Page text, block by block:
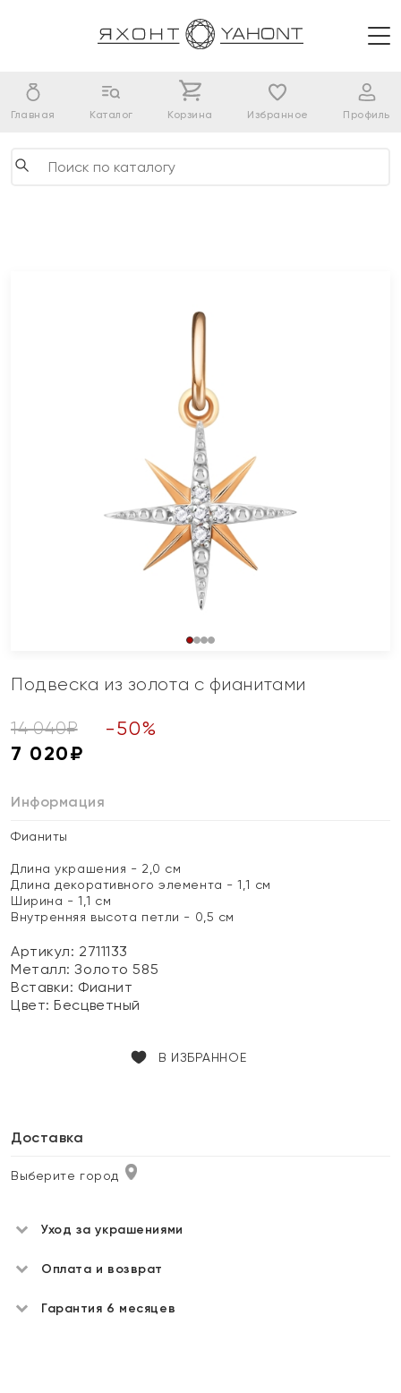
Главная Каталог Корзина Избранное Профиль
Подвеска из золота с фианитами
14 040₽ -50%
7 020₽
Информация
Фианиты
Длина украшения - 2,0 см
Длина декоративного элемента - 1,1 см
Ширина - 1,1 см
Внутренняя высота петли - 0,5 см
Артикул: 2711133
Металл:Золото 585
Вставки: Фианит
Цвет:Бесцветный
В ИЗБРАННОЕ
Доставка
Выберите город
Уход за украшениями
Оплата и возврат
Гарантия 6 месяцев